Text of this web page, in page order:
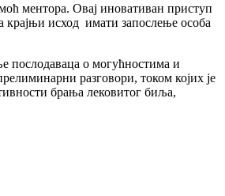
ментора. Овај иновативан приступ
исход имати запослење особа
послодаваца о могућностима и
разговори, током којих је
брања лековитог биља,